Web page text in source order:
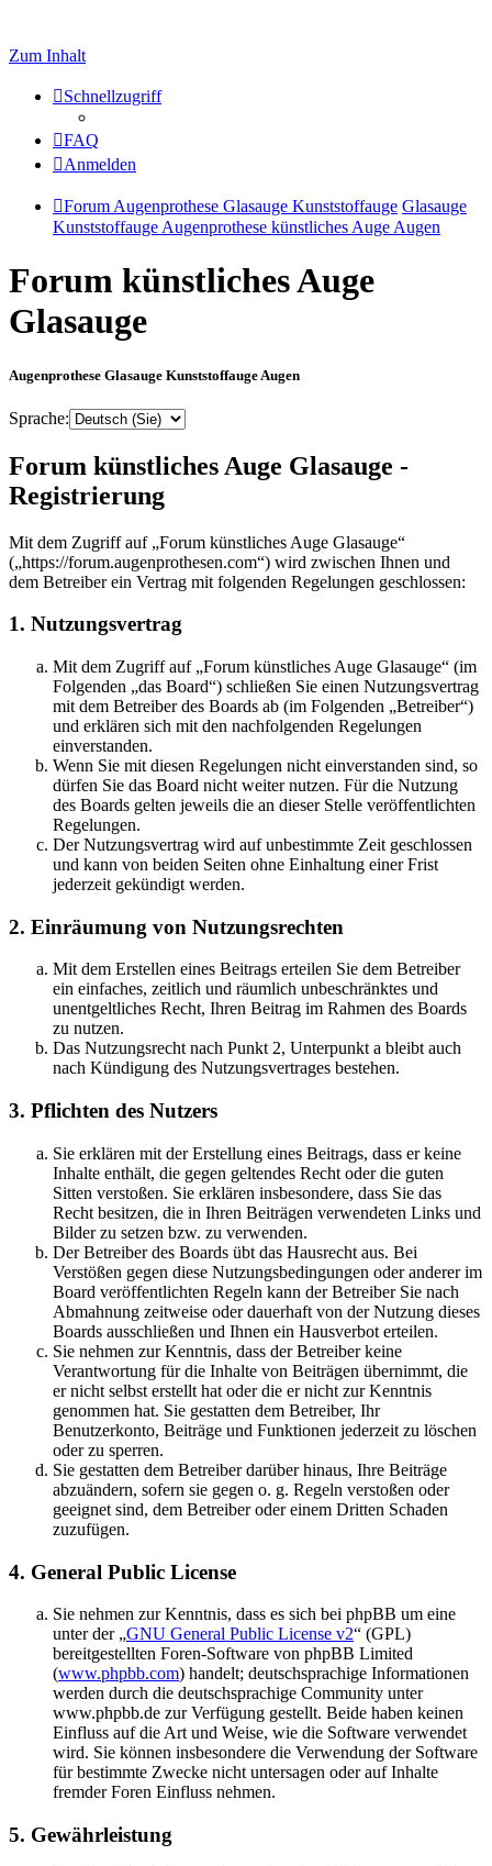
Zum Inhalt
Schnellzugriff
FAQ
Anmelden
Forum Augenprothese Glasauge Kunststoffauge Glasauge
Kunststoffauge Augenprothese künstliches Auge Augen
Forum künstliches Auge
Glasauge
Augenprothese Glasauge Kunststoffauge Augen
Sprache:
Forum künstliches Auge Glasauge -
Registrierung
Mit dem Zugriff auf „Forum künstliches Auge Glasauge“
(„https://forum.augenprothesen.com“) wird zwischen Ihnen und
dem Betreiber ein Vertrag mit folgenden Regelungen geschlossen:
1. Nutzungsvertrag
Mit dem Zugriff auf „Forum künstliches Auge Glasauge“ (im
Folgenden „das Board“) schließen Sie einen Nutzungsvertrag
mit dem Betreiber des Boards ab (im Folgenden „Betreiber“)
und erklären sich mit den nachfolgenden Regelungen
einverstanden.
Wenn Sie mit diesen Regelungen nicht einverstanden sind, so
dürfen Sie das Board nicht weiter nutzen. Für die Nutzung
des Boards gelten jeweils die an dieser Stelle veröffentlichten
Regelungen.
Der Nutzungsvertrag wird auf unbestimmte Zeit geschlossen
und kann von beiden Seiten ohne Einhaltung einer Frist
jederzeit gekündigt werden.
2. Einräumung von Nutzungsrechten
Mit dem Erstellen eines Beitrags erteilen Sie dem Betreiber
ein einfaches, zeitlich und räumlich unbeschränktes und
unentgeltliches Recht, Ihren Beitrag im Rahmen des Boards
zu nutzen.
Das Nutzungsrecht nach Punkt 2, Unterpunkt a bleibt auch
nach Kündigung des Nutzungsvertrages bestehen.
3. Pflichten des Nutzers
Sie erklären mit der Erstellung eines Beitrags, dass er keine
Inhalte enthält, die gegen geltendes Recht oder die guten
Sitten verstoßen. Sie erklären insbesondere, dass Sie das
Recht besitzen, die in Ihren Beiträgen verwendeten Links und
Bilder zu setzen bzw. zu verwenden.
Der Betreiber des Boards übt das Hausrecht aus. Bei
Verstößen gegen diese Nutzungsbedingungen oder anderer im
Board veröffentlichten Regeln kann der Betreiber Sie nach
Abmahnung zeitweise oder dauerhaft von der Nutzung dieses
Boards ausschließen und Ihnen ein Hausverbot erteilen.
Sie nehmen zur Kenntnis, dass der Betreiber keine
Verantwortung für die Inhalte von Beiträgen übernimmt, die
er nicht selbst erstellt hat oder die er nicht zur Kenntnis
genommen hat. Sie gestatten dem Betreiber, Ihr
Benutzerkonto, Beiträge und Funktionen jederzeit zu löschen
oder zu sperren.
Sie gestatten dem Betreiber darüber hinaus, Ihre Beiträge
abzuändern, sofern sie gegen o. g. Regeln verstoßen oder
geeignet sind, dem Betreiber oder einem Dritten Schaden
zuzufügen.
4. General Public License
Sie nehmen zur Kenntnis, dass es sich bei phpBB um eine
unter der „GNU General Public License v2“ (GPL)
bereitgestellten Foren-Software von phpBB Limited
(www.phpbb.com) handelt; deutschsprachige Informationen
werden durch die deutschsprachige Community unter
www.phpbb.de zur Verfügung gestellt. Beide haben keinen
Einfluss auf die Art und Weise, wie die Software verwendet
wird. Sie können insbesondere die Verwendung der Software
für bestimmte Zwecke nicht untersagen oder auf Inhalte
fremder Foren Einfluss nehmen.
5. Gewährleistung